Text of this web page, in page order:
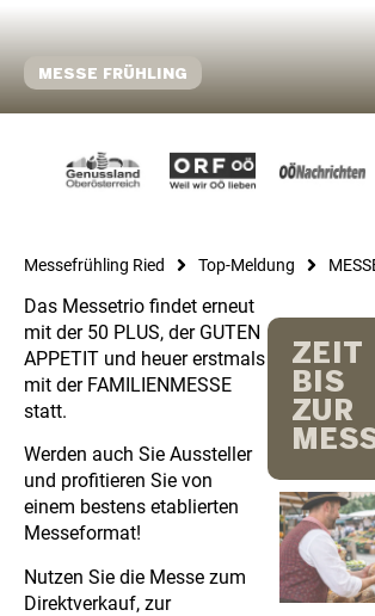
MESSE FRÜHLING
Messefrühling Ried Top-Meldung
Das Messetrio findet erneut
mit der 50 PLUS, der GUTEN
APPETIT und heuer erstmals
mit der FAMILIENMESSE
statt.
Werden auch Sie Aussteller
und profitieren Sie von
einem bestens etablierten
Messeformat!
Nutzen Sie die Messe zum
Direktverkauf, zur
ZEIT
BIS
ZUR